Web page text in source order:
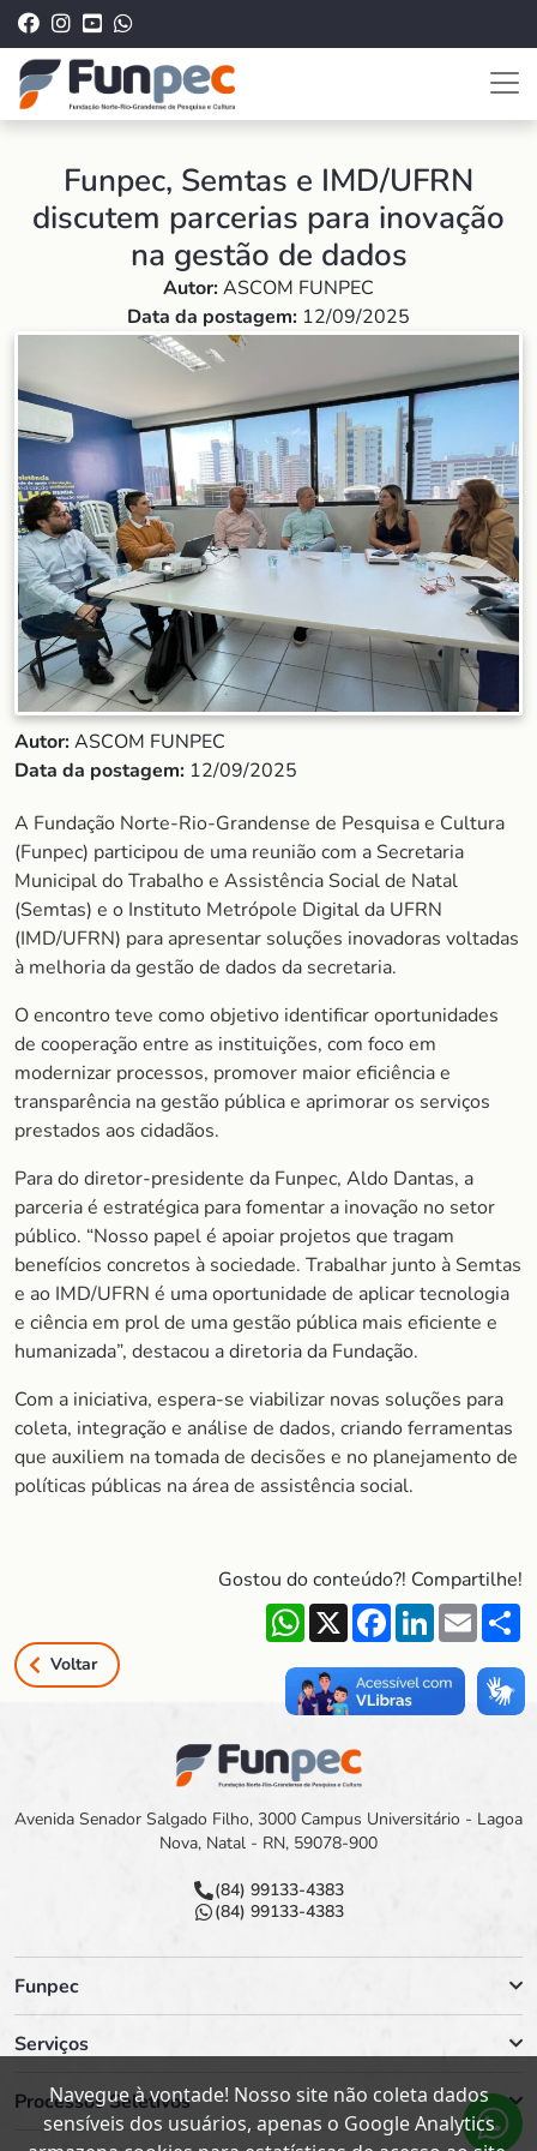
Funpec, Semtas e IMD/UFRN
discutem parcerias para inovação
na gestão de dados
Autor:ASCOM FUNPEC
Data da postagem: 12/09/2025
Autor:ASCOM FUNPEC
Data da postagem: 12/09/2025
A Fundação Norte-Rio-Grandense de Pesquisa e Cultura
(Funpec) participou de uma reunião com a Secretaria
Municipal do Trabalho e Assistência Social de Natal
(Semtas) e o Instituto Metrópole Digital da UFRN
(IMD/UFRN) para apresentar soluções inovadoras voltadas
à melhoria da gestão de dados da secretaria.
O encontro teve como objetivo identificar oportunidades
de cooperação entre as instituições, com foco em
modernizar processos, promover maior eficiência e
transparência na gestão pública e aprimorar os serviços
prestados aos cidadãos.
Para do diretor-presidente da Funpec, Aldo Dantas, a
parceria é estratégica para fomentar a inovação no setor
público. “Nosso papel é apoiar projetos que tragam
benefícios concretos à sociedade. Trabalhar junto à Semtas
e ao IMD/UFRN é uma oportunidade de aplicar tecnologia
e ciência em prol de uma gestão pública mais eficiente e
humanizada”, destacou a diretoria da Fundação.
Com a iniciativa, espera-se viabilizar novas soluções para
coleta, integração e análise de dados, criando ferramentas
que auxiliem na tomada de decisões e no planejamento de
políticas públicas na área de assistência social.
Gostou do conteúdo?! Compartilhe!
WhatsApp
X FacebookLinkedIn
Email
Voltar
Avenida Senador Salgado Filho, 3000 Campus Universitário - Lagoa
Nova, Natal - RN, 59078-900
(84) 99133-4383
(84) 99133-4383
Funpec
Serviços
Processos Seletivos
Navegue à vontade! Nosso site não coleta dados
sensíveis dos usuários, apenas o Google Analytics